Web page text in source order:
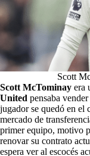
Scott
Scott McTominay era
United pensaba
jugador se quedó en el
mercado de
primer equipo, motivo
renovar su contrato
espera ver al escocés